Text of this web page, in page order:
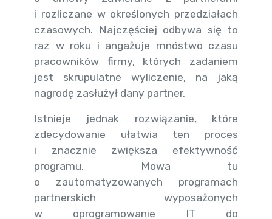
i rozliczane w określonych przedziałach
czasowych. Najczęściej odbywa się to
raz w roku i angażuje mnóstwo czasu
pracowników firmy, których zadaniem
jest skrupulatne wyliczenie, na jaką
nagrodę zasłużył dany partner.
Istnieje jednak rozwiązanie, które
zdecydowanie ułatwia ten proces
i znacznie zwiększa efektywność
programu. Mowa tu
o zautomatyzowanych programach
partnerskich wyposażonych
w oprogramowanie IT do